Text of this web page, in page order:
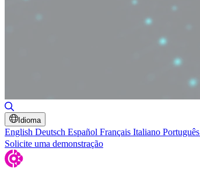
Idioma
English Deutsch Español Français Italiano Português
Solicite uma demonstração